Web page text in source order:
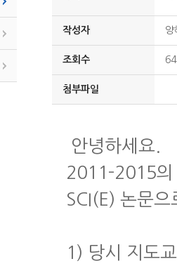
작성자 양
조회수
첨부파일
안녕하세요.
2011-2015의
SCI(E) 논문
1) 당시 지도